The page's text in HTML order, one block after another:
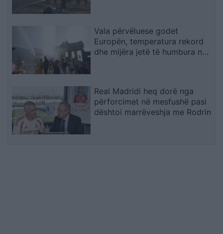
Vala përvëluese godet
Europën, temperatura rekord
dhe mijëra jetë të humbura nga
Real Madridi heq dorë nga
përforcimet në mesfushë pasi
dështoi marrëveshja me Rodrin